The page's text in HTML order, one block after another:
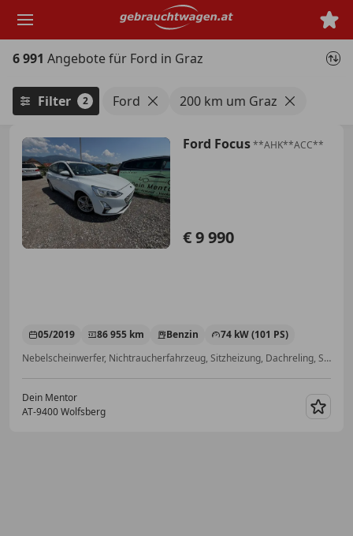
Hauptinhalt
6 991 Angebote für Ford in Graz
Filter 2 Ford 200 km um Graz
Ford Focus**AHK**ACC**
€ 9 990
05/2019 86 955 km Benzin
74 kW (101 PS)
Nebelscheinwerfer, Nichtraucherfahrzeug, Sitzheizung, Dachreling, Spurhalteassistent, Notbremsassistent, Anhängerkupplung, Regensensor
Dein Mentor
AT-9400 Wolfsberg